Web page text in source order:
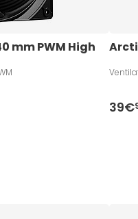
mm PWM High
39€